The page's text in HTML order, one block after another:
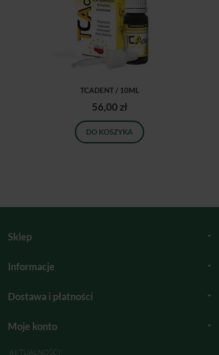
TCADENT / 10ML
56,00 zł
DO KOSZYKA
Sklep
Informacje
Dostawa i płatności
Moje konto
AKTUALNOŚCI